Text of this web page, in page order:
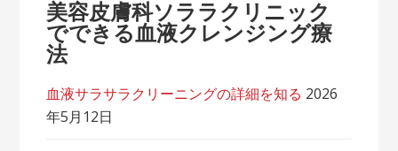
美容皮膚科ソララクリニック
でできる血液クレンジング療
法
血液サラサラクリーニングの詳細を知る 2026
年5月12日